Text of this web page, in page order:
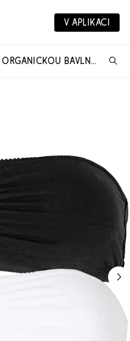
V APLIKACI
BANDEAU PODPRSENKA S ORGANICKOU BAVLNOU (2 KS V BALENÍ)